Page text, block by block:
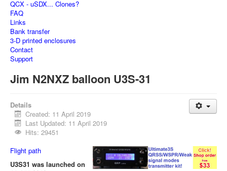
QCX - uSDX... Clones?
FAQ
Links
Bank transfer
3-D printed enclosures
Contact
Support
Jim N2NXZ balloon U3S-31
Details
Created: 11 April 2019
Last Updated: 11 April 2019
Hits: 29451
Flight path
U3S31 was launched on